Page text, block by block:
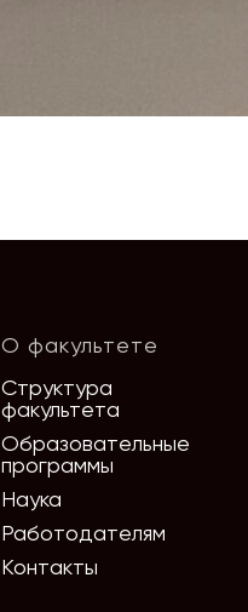
О факультете
Структура
факультета
Образовательные
программы
Наука
Работодателям
Контакты